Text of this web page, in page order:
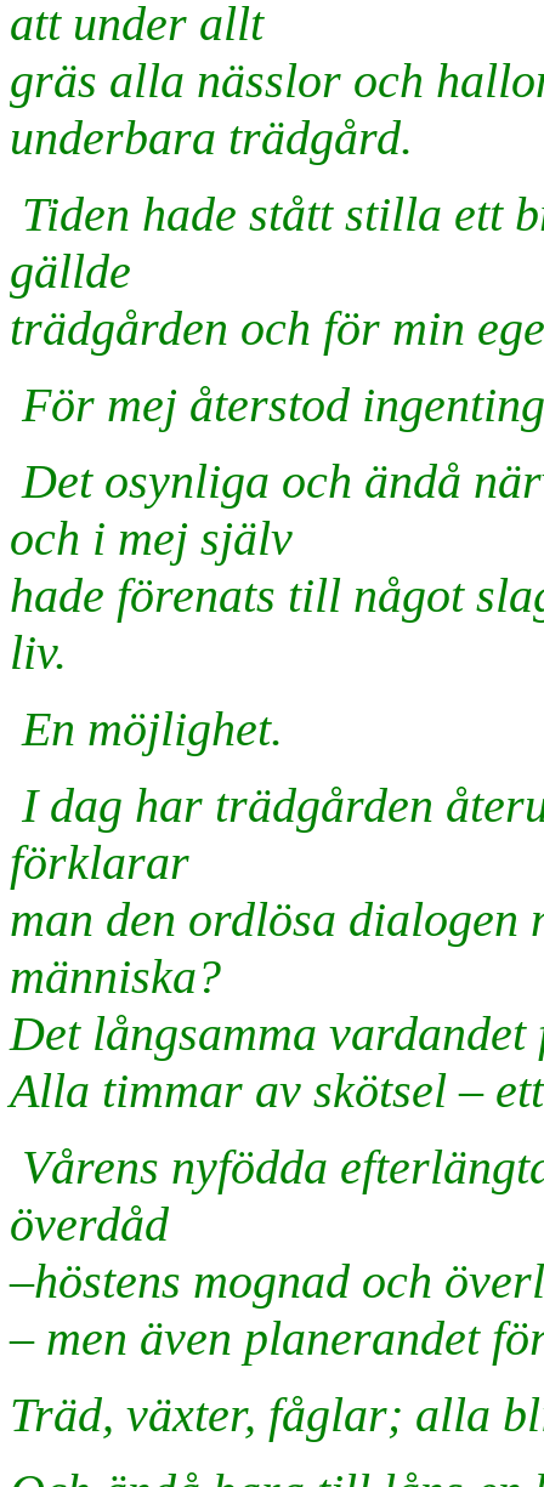
att under allt
gräs alla nässlor och
underbara trädgård.
Tiden hade stått stilla ett
gällde
trädgården och för min
För mej återstod
Det osynliga och ändå
och i mej själv
hade förenats till något
liv.
En möjlighet.
I dag har trädgården
förklarar
man den ordlösa dialogen
människa?
Det långsamma
Alla timmar av skötsel –
Vårens nyfödda
överdåd
–höstens mognad och
– men även planerandet
Träd, växter, fåglar; alla